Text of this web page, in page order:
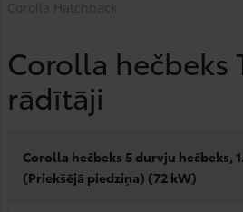
Corolla Hatchback
Corolla hečbeks
rādītāji
Corolla hečbeks 5 durvju hečbeks,
(Priekšējā piedziņa) (72 kW)